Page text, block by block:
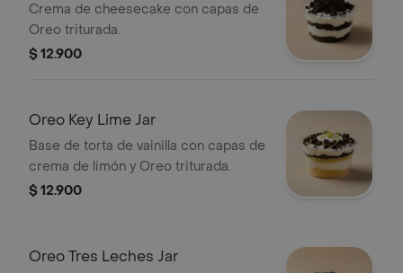
Crema de cheesecake con capas de
Oreo triturada.
$ 12.900
Oreo Key Lime Jar
Base de torta de vainilla con capas de
crema de limón y Oreo triturada.
$ 12.900
Oreo Tres Leches Jar